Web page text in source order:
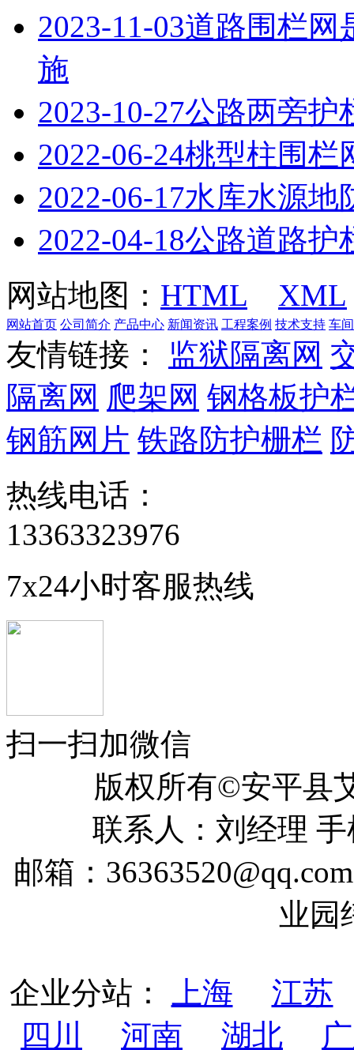
2023-11-03道路围栏网
施
2023-10-27公路两旁护
2022-06-24桃型柱围栏
2022-06-17水库水源地
2022-04-18公路道路护
网站地图： HTML XML
网站首页 公司简介 产品中心 新闻资讯 工程案例 技术支持 车
友情链接： 监狱隔离网
隔离网 爬架网 钢格板护
钢筋网片 铁路防护栅栏
热线电话：
13363323976
7x24小时客服热线
扫一扫加微信
版权所有©安平
联系人：刘经理 手
邮箱：
业园
企业分站： 上海
江苏
四川
河南 湖北